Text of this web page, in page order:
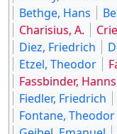
Bethge, Hans
Charisius, A.
Diez, Friedrich
Etzel, Theodor
Fassbinder,
Fiedler, Friedrich
Fontane, Theodor